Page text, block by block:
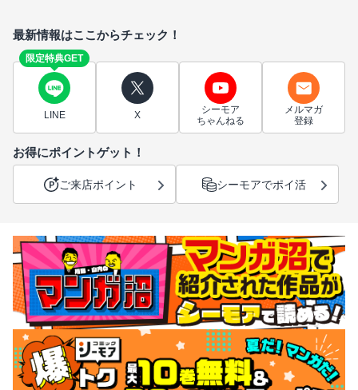
最新情報はここからチェック！
限定特典GET
LINE X
シーモア
ちゃんねる
メルマガ
登録
お得にポイントゲット！
ご来店ポイント シーモアでポイ活